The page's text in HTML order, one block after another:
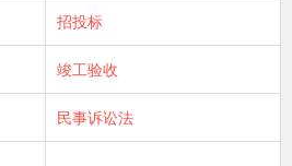
招投标
竣工验收
民事诉讼法